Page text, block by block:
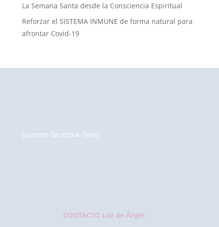
La Semana Santa desde la Consciencia Espiritual
Reforzar el SISTEMA INMUNE de forma natural para
afrontar Covid-19
[custom-facebook-feed]
CONTACTO Luz de Ángel